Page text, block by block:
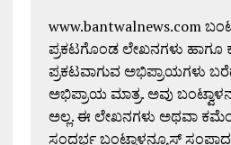
www.bantwalnews.com
ಪ್ರಕಟಗೊಂಡ ಲೇಖನಗಳು
ಪ್ರಕಟವಾಗುವ ಅಭಿಪ್ರಾಯಗಳು
ಅಭಿಪ್ರಾಯ ಮಾತ್ರ. ಅವು
ಅಲ್ಲ. ಈ ಲೇಖನಗಳು ಅಥವಾ
ಸಂದರ್ಭ ಬಂಟ್ವಾಳನ್ಯೂಸ್